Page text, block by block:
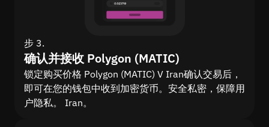
步 3.
确认并接收 Polygon (MATIC)
锁定购买价格 Polygon (MATIC) V Iran确认交易后，
即可在您的钱包中收到加密货币。安全私密，保障用
户隐私。 Iran。